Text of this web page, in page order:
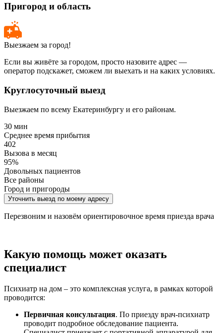
Пригород и область
Выезжаем за город!
Если вы живёте за городом, просто назовите адрес —
оператор подскажет, сможем ли выехать и на каких условиях.
Круглосуточный выезд
Выезжаем по всему Екатеринбургу и его районам.
30 мин
Среднее время прибытия
402
Вызова в месяц
95%
Довольных пациентов
Все районы
Город и пригороды
Уточнить выезд по моему адресу
Перезвоним и назовём ориентировочное время приезда врача
Какую помощь может оказать
специалист
Психиатр на дом – это комплексная услуга, в рамках которой
проводится:
Первичная консультация. По приезду врач-психиатр
проводит подробное обследование пациента.